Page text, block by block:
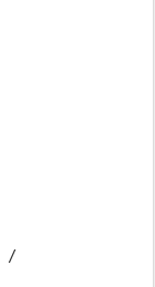
/